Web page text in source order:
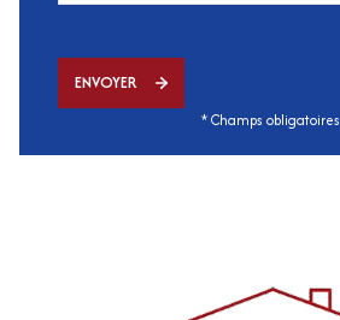
ENVOYER
* Champs obligatoires